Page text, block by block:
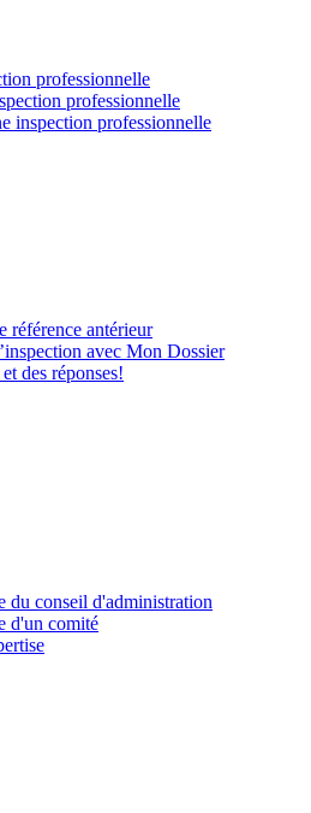
professionnelle
professionnelle
inspection professionnelle
référence antérieur
avec Mon Dossier
des réponses!
du conseil d'administration
d'un comité